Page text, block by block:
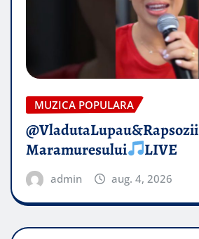
MUZICA POPULARA
@VladutaLupau&Rapsozii
Maramuresului
LIVE
admin aug. 4, 2026